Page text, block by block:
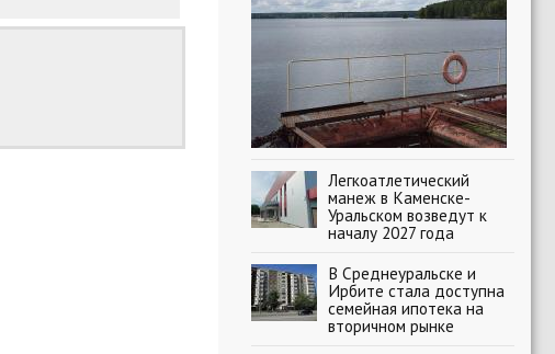
Легкоатлетический
манеж в Каменске-
Уральском возведут к
началу 2027 года
В Среднеуральске и
Ирбите стала доступна
семейная ипотека на
вторичном рынке